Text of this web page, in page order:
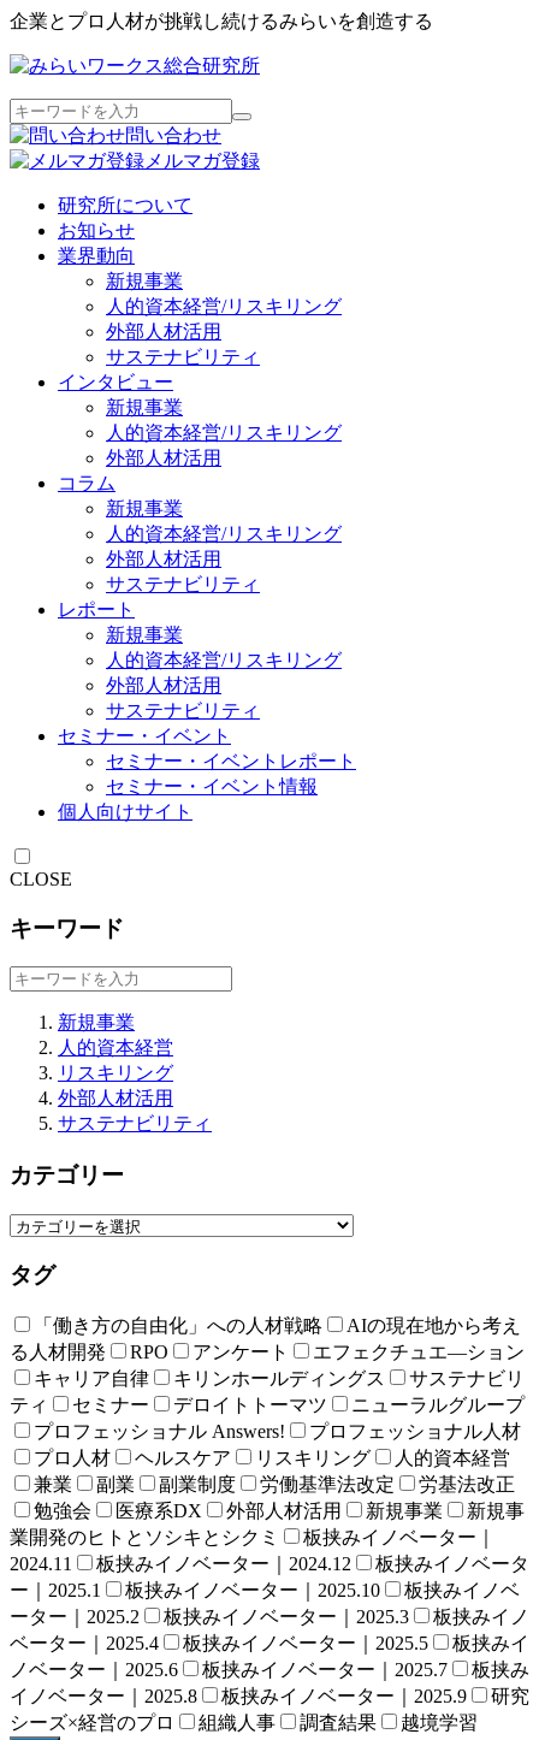
企業とプロ人材が挑戦し続けるみらいを創造する
問い合わせ
メルマガ登録
研究所について
お知らせ
業界動向
新規事業
人的資本経営/リスキリング
外部人材活用
サステナビリティ
インタビュー
新規事業
人的資本経営/リスキリング
外部人材活用
コラム
新規事業
人的資本経営/リスキリング
外部人材活用
サステナビリティ
レポート
新規事業
人的資本経営/リスキリング
外部人材活用
サステナビリティ
セミナー・イベント
セミナー・イベントレポート
セミナー・イベント情報
個人向けサイト
CLOSE
キーワード
新規事業
人的資本経営
リスキリング
外部人材活用
サステナビリティ
カテゴリー
タグ
「働き方の自由化」への人材戦略
AIの現在地から考え
る人材開発
RPO アンケート
エフェクチュエ―ション
キャリア自律
キリンホールディングス
サステナビリ
ティ
セミナー デロイトトーマツ
ニューラルグループ
プロフェッショナル Answers!
プロフェッショナル人材
プロ人材
ヘルスケア リスキリング
人的資本経営
兼業
副業 副業制度 労働基準法改定
労基法改正
勉強会
医療系DX 外部人材活用 新規事業
新規事
業開発のヒトとソシキとシクミ
板挟みイノベーター｜
2024.11
板挟みイノベーター｜2024.12
板挟みイノベータ
ー｜2025.1
板挟みイノベーター｜2025.10
板挟みイノベ
ーター｜2025.2
板挟みイノベーター｜2025.3
板挟みイノ
ベーター｜2025.4
板挟みイノベーター｜2025.5
板挟みイ
ノベーター｜2025.6
板挟みイノベーター｜2025.7
板挟み
イノベーター｜2025.8
板挟みイノベーター｜2025.9
研究
シーズ×経営のプロ
組織人事 調査結果 越境学習